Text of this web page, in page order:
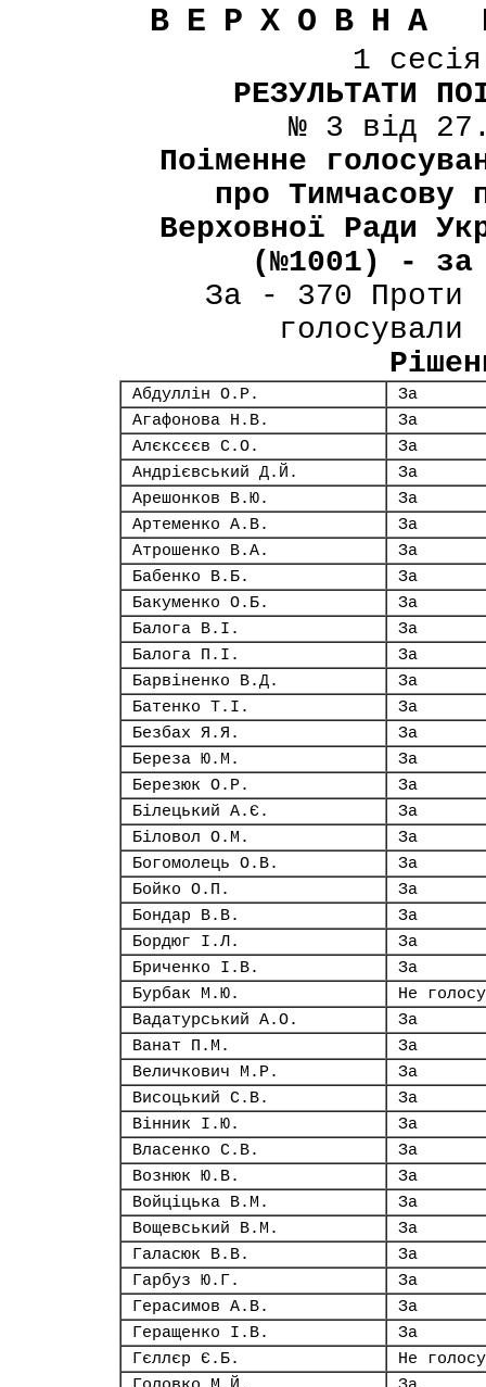
ВЕРХОВНА
1
РЕЗУЛЬТАТИ
№ 3 від
Поіменне
про Тимчасову
Верховної Ради
(№1001) - за
За - 370 Проти
Абдуллін О.Р.
За
Агафонова Н.В.
За
Алєксєєв С.О.
За
Андрієвський Д.Й.
За
Арешонков В.Ю.
За
Артеменко А.В.
За
Атрошенко В.А.
За
Бабенко В.Б.
За
Бакуменко О.Б.
За
Балога В.І.
За
Балога П.І.
За
Барвіненко В.Д.
За
Батенко Т.І.
За
Безбах Я.Я.
За
Береза Ю.М.
За
Березюк О.Р.
За
Білецький А.Є.
За
Біловол О.М.
За
Богомолець О.В.
За
Бойко О.П.
За
Бондар В.В.
За
Бордюг І.Л.
За
Бриченко І.В.
За
Бурбак М.Ю.
Не
Вадатурський А.О.
За
Ванат П.М.
За
Величкович М.Р.
За
Висоцький С.В.
За
Вінник І.Ю.
За
Власенко С.В.
За
Вознюк Ю.В.
За
Войціцька В.М.
За
Вощевський В.М.
За
Галасюк В.В.
За
Гарбуз Ю.Г.
За
Герасимов А.В.
За
Геращенко І.В.
За
Гєллєр Є.Б.
Не